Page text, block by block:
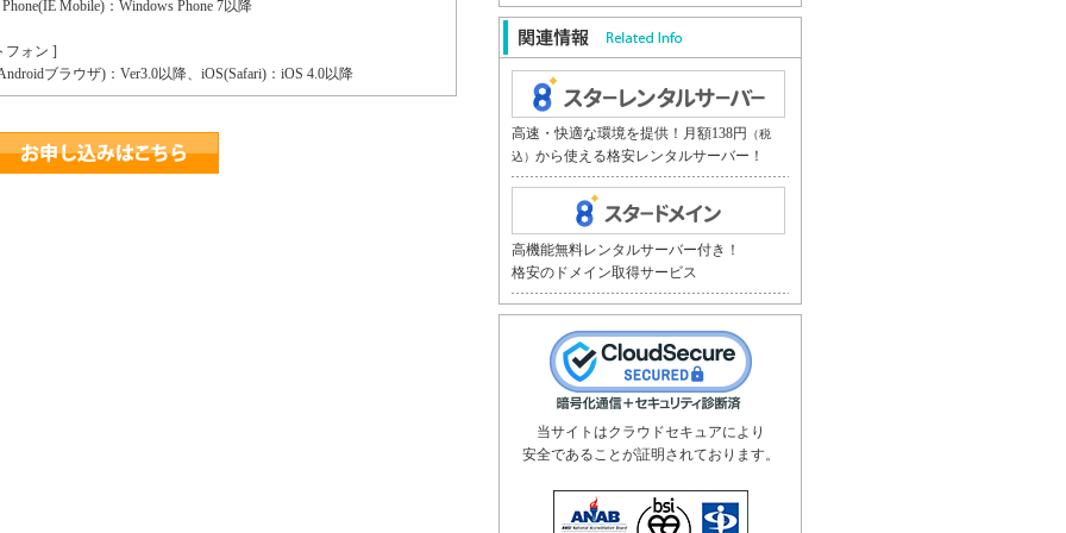
Mobile)：Windows Phone 7以降
フォン ]
ブラウザ)：Ver3.0以降、iOS(Safari)：iOS 4.0以降
高速・快適な環境を提供！月額138円
（税
込） から使える格安レンタルサーバー！
高機能無料レンタルサーバー付き！
格安のドメイン取得サービス
当サイトはクラウドセキュアにより
安全であることが証明されております。